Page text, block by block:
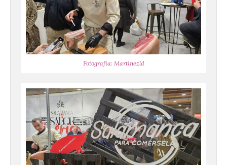
Fotografía: Martínezld